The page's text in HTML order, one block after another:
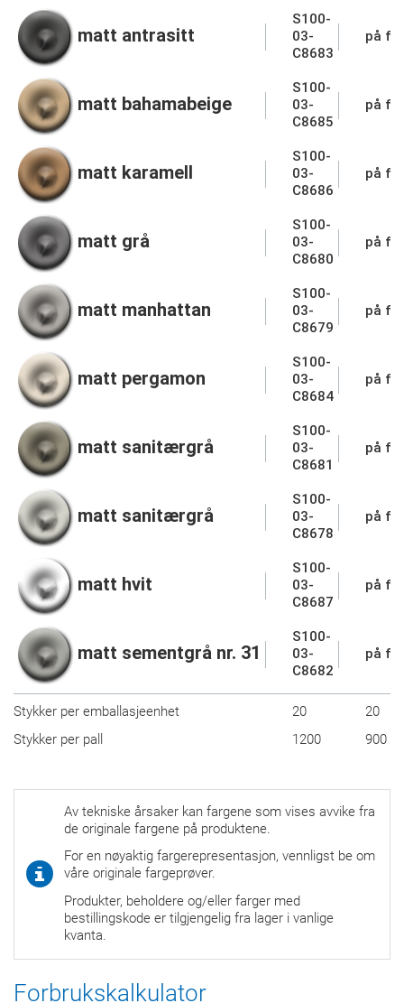
matt antrasitt
S100-
03-
C8683
på
matt bahamabeige
S100-
03-
C8685
på
matt karamell
S100-
03-
C8686
på
matt grå
S100-
03-
C8680
på
matt manhattan
S100-
03-
C8679
på
matt pergamon
S100-
03-
C8684
på
matt sanitærgrå
S100-
03-
C8681
på
matt sanitærgrå
S100-
03-
C8678
på
matt hvit
S100-
03-
C8687
på
matt sementgrå nr. 31
S100-
03-
C8682
på
Stykker per emballasjeenhet 20
20
Stykker per pall
1200 900
Av tekniske årsaker kan fargene som vises avvike fra
de originale fargene på produktene.
For en nøyaktig fargerepresentasjon, vennligst be om
våre originale fargeprøver.
Produkter, beholdere og/eller farger med
bestillingskode er tilgjengelig fra lager i vanlige
kvanta.
Forbrukskalkulator